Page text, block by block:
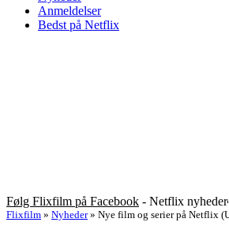
Anmeldelser
Bedst på Netflix
Følg Flixfilm på Facebook - Netflix nyheder
Flixfilm » Nyheder » Nye film og serier på Netflix